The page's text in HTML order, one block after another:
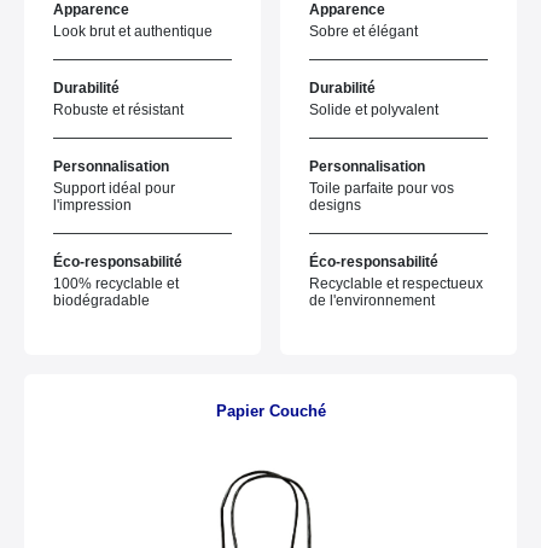
Apparence
Look brut et authentique
Durabilité
Robuste et résistant
Personnalisation
Support idéal pour
l'impression
Éco-responsabilité
100% recyclable et
biodégradable
Apparence
Sobre et élégant
Durabilité
Solide et polyvalent
Personnalisation
Toile parfaite pour vos
designs
Éco-responsabilité
Recyclable et respectueux
de l'environnement
Papier Couché